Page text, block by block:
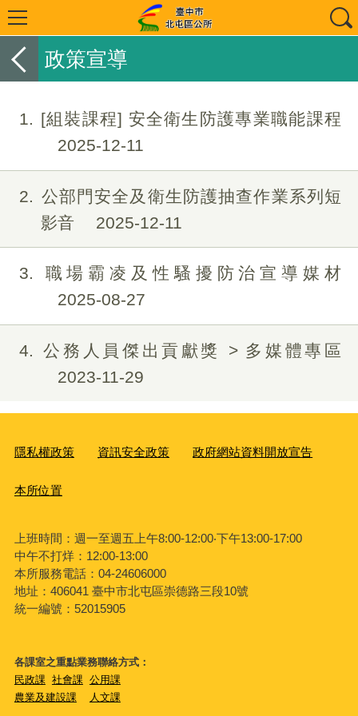
政策宣導
1
[組裝課程] 安全衛生防護專業職能課程
2025-12-11
2
公部門安全及衛生防護抽查作業系列短
影音
2025-12-11
3
職場霸凌及性騷擾防治宣導媒材
2025-08-27
4
公務人員傑出貢獻獎 > 多媒體專區
2023-11-29
隱私權政策 資訊安全政策 政府網站資料開放宣告
本所位置
上班時間：週一至週五上午8:00-12:00‧下午13:00-17:00
中午不打烊：12:00-13:00
本所服務電話：04-24606000
地址：406041 臺中市北屯區崇德路三段10號
統一編號：52015905
各課室之重點業務聯絡方式：
民政課 社會課 公用課
農業及建設課
人文課